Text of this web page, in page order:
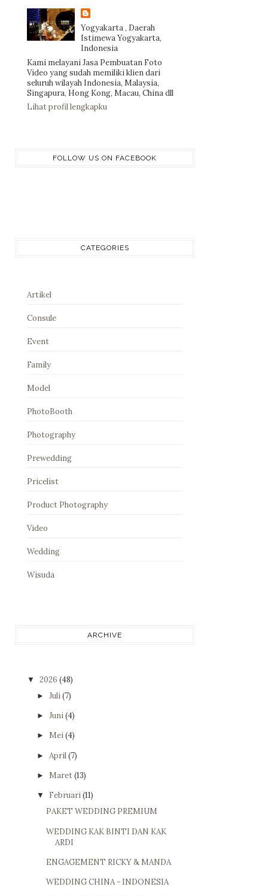
Yogyakarta , Daerah
Istimewa Yogyakarta,
Indonesia
Kami melayani Jasa Pembuatan Foto
Video yang sudah memiliki klien dari
seluruh wilayah Indonesia, Malaysia,
Singapura, Hong Kong, Macau, China dll
Lihat profil lengkapku
FOLLOW US ON FACEBOOK
CATEGORIES
Artikel
Consule
Event
Family
Model
PhotoBooth
Photography
Prewedding
Pricelist
Product Photography
Video
Wedding
Wisuda
ARCHIVE
▼ 2026 (48)
► Juli(7)
► Juni(4)
► Mei(4)
► April(7)
► Maret(13)
▼ Februari(11)
PAKET WEDDING PREMIUM
WEDDING KAK BINTI DAN KAK
ARDI
ENGAGEMENT RICKY & MANDA
WEDDING CHINA - INDONESIA